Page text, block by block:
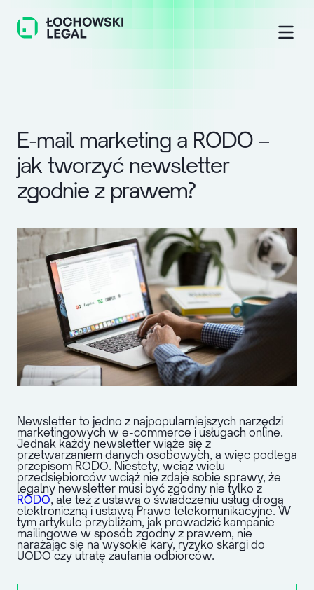
E-mail marketing a RODO –
jak tworzyć newsletter
zgodnie z prawem?
Newsletter to jedno z najpopularniejszych narzędzi
marketingowych w e-commerce i usługach online.
Jednak każdy newsletter wiąże się z
przetwarzaniem danych osobowych, a więc podlega
przepisom RODO. Niestety, wciąż wielu
przedsiębiorców wciąż nie zdaje sobie sprawy, że
legalny newsletter musi być zgodny nie tylko z
RODO, ale też z ustawą o świadczeniu usług drogą
elektroniczną i ustawą Prawo telekomunikacyjne. W
tym artykule przybliżam, jak prowadzić kampanie
mailingowe w sposób zgodny z prawem, nie
narażając się na wysokie kary, ryzyko skargi do
UODO czy utratę zaufania odbiorców.